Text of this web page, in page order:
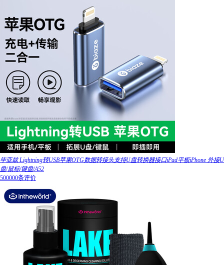
毕亚兹 Lightning转USB苹果OTG数据转接头支持U盘转换器接口iPad平板iPhone 外接U
盘/鼠标/键盘/A52
500000条评价